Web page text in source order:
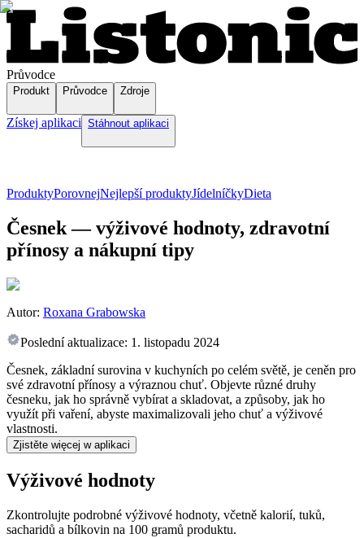
Průvodce
Produkt Průvodce Zdroje
Získej aplikaci Stáhnout aplikaci
ProduktyPorovnejNejlepší produktyJídelníčkyDieta
Česnek — výživové hodnoty, zdravotní
přínosy a nákupní tipy
Autor: Roxana Grabowska
Poslední aktualizace: 1. listopadu 2024
Česnek, základní surovina v kuchyních po celém světě, je ceněn pro
své zdravotní přínosy a výraznou chuť. Objevte různé druhy
česneku, jak ho správně vybírat a skladovat, a způsoby, jak ho
využít při vaření, abyste maximalizovali jeho chuť a výživové
vlastnosti.
Zjistěte więcej w aplikaci
Výživové hodnoty
Zkontrolujte podrobné výživové hodnoty, včetně kalorií, tuků,
sacharidů a bílkovin na 100 gramů produktu.